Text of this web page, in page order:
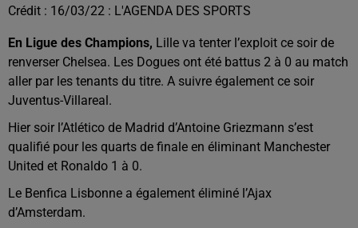
Crédit : 16/03/22 : L'AGENDA DES SPORTS
En Ligue des Champions, Lille va tenter l’exploit ce soir de
renverser Chelsea. Les Dogues ont été battus 2 à 0 au match
aller par les tenants du titre. A suivre également ce soir
Juventus-Villareal.
Hier soir l’Atlético de Madrid d’Antoine Griezmann s’est
qualifié pour les quarts de finale en éliminant Manchester
United et Ronaldo 1 à 0.
Le Benfica Lisbonne a également éliminé l’Ajax
d’Amsterdam.